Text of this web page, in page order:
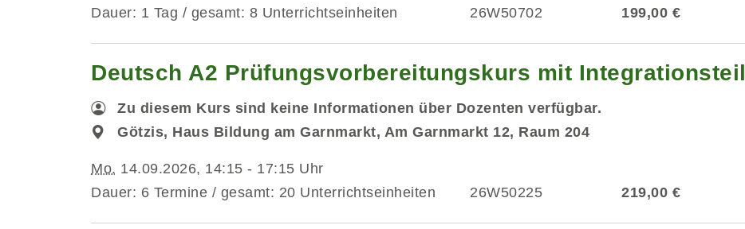
Dauer: 1 Tag / gesamt: 8 Unterrichtseinheiten
26W50702 199,00 €
Deutsch A2 Prüfungsvorbereitungskurs mit Integrationsteil
Zu diesem Kurs sind keine Informationen über Dozenten verfügbar.
Götzis, Haus Bildung am Garnmarkt, Am Garnmarkt 12, Raum 204
Mo. 14.09.2026, 14:15 - 17:15 Uhr
Dauer: 6 Termine / gesamt: 20 Unterrichtseinheiten
26W50225 219,00 €